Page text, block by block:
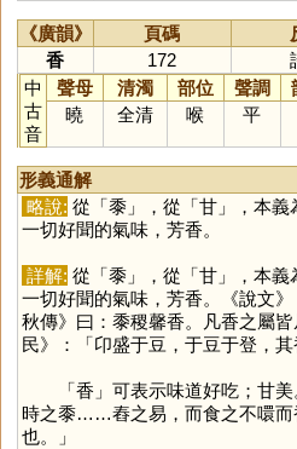
《廣韻》 頁碼
香
172
中
古
音
聲母 清濁 部位 聲調
曉
全清 喉 平
形義通解
略說: 從「黍」，從「甘」，本義
一切好聞的氣味，芳香。
詳解: 從「黍」，從「甘」，本義
一切好聞的氣味，芳香。《說文
秋傳》曰：黍稷馨香。凡香之屬皆
民》：「卬盛于豆，于豆于登，其
「香 」可表示味道好吃；甘
時之黍……舂之易，而食之不噮而
也。」